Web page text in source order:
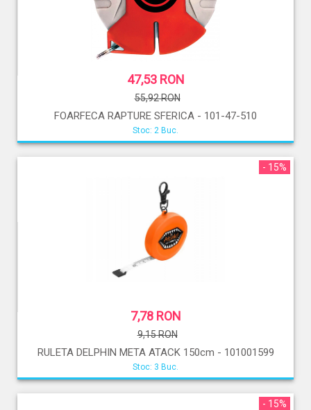
47,53 RON
55,92 RON
FOARFECA RAPTURE SFERICA - 101-47-510
Stoc: 2 Buc.
- 15%
7,78 RON
9,15 RON
RULETA DELPHIN META ATACK 150cm - 101001599
Stoc: 3 Buc.
- 15%